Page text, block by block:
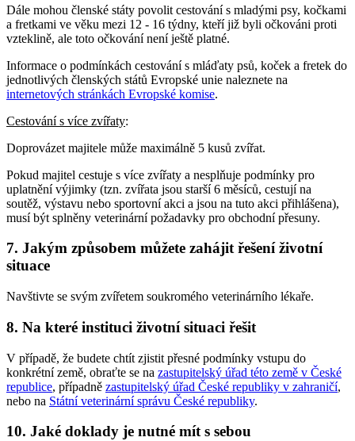
Dále mohou členské státy povolit cestování s mladými psy, kočkami
a fretkami ve věku mezi 12 - 16 týdny, kteří již byli očkováni proti
vzteklině, ale toto očkování není ještě platné.
Informace o podmínkách cestování s mláďaty psů, koček a fretek do
jednotlivých členských států Evropské unie naleznete na
internetových stránkách Evropské komise.
Cestování s více zvířaty:
Doprovázet majitele může maximálně 5 kusů zvířat.
Pokud majitel cestuje s více zvířaty a nesplňuje podmínky pro
uplatnění výjimky (tzn. zvířata jsou starší 6 měsíců, cestují na
soutěž, výstavu nebo sportovní akci a jsou na tuto akci přihlášena),
musí být splněny veterinární požadavky pro obchodní přesuny.
7. Jakým způsobem můžete zahájit řešení životní
situace
Navštivte se svým zvířetem soukromého veterinárního lékaře.
8. Na které instituci životní situaci řešit
V případě, že budete chtít zjistit přesné podmínky vstupu do
konkrétní země, obraťte se na zastupitelský úřad této země v České
republice, případně zastupitelský úřad České republiky v zahraničí,
nebo na Státní veterinární správu České republiky.
10. Jaké doklady je nutné mít s sebou